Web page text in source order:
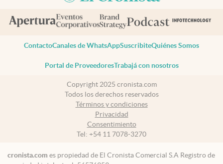
ContactoCanales de WhatsAppSuscribiteQuiénes Somos
Portal de ProveedoresTrabajá con nosotros
Copyright 2025 cronista.com
Todos los derechos reservados
Términos y condiciones
Privacidad
Consentimiento
Tel: +54 11 7078-3270
cronista.com es propiedad de El Cronista Comercial S.A Registro de